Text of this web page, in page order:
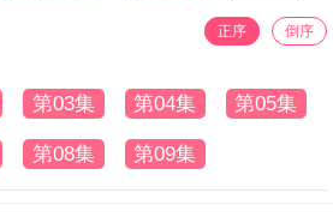
正序 倒序
第03集 第04集 第05集
第08集 第09集